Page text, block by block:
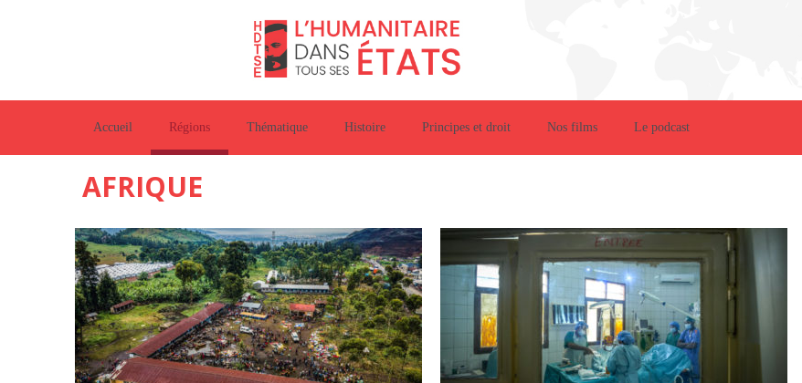
Accueil Régions Thématique Histoire Principes et droit Nos films Le podcast
AFRIQUE